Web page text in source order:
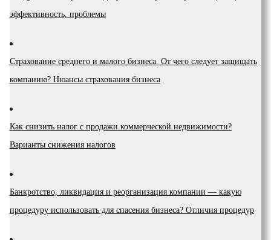
эффективность, проблемы
Страхование среднего и малого бизнеса. От чего следует защищать
компанию? Нюансы страхования бизнеса
Как снизить налог с продажи коммерческой недвижимости?
Варианты снижения налогов
Банкротство, ликвидация и реорганизация компании — какую
процедуру использовать для спасения бизнеса? Отличия процедур